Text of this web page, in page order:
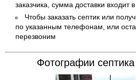
заказчика, сумма доставки входит
Чтобы заказать септик или
по указанным телефонам, или
перезвоним
Фотографии